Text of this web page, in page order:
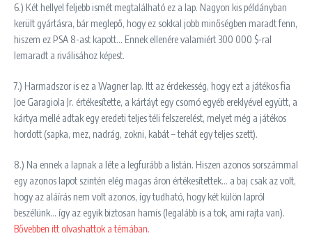
6.) Két hellyel feljebb ismét megtalálható ez a lap. Nagyon kis példányban
került gyártásra, bár meglepő, hogy ez sokkal jobb minőségben maradt fenn,
hiszem ez PSA 8-ast kapott… Ennek ellenére valamiért 300 000 $-ral
lemaradt a riválisához képest.
7.) Harmadszor is ez a Wagner lap. Itt az érdekesség, hogy ezt a játékos fia
Joe Garagiola Jr. értékesítette, a kártáyt egy csomó egyéb ereklyével együtt, a
kártya mellé adtak egy eredeti teljes téli felszerelést, melyet még a játékos
hordott (sapka, mez, nadrág, zokni, kabát – tehát egy teljes szett).
8.) Na ennek a lapnak a léte a legfurább a listán. Hiszen azonos sorszámmal
egy azonos lapot szintén elég magas áron értékesítettek… a baj csak az volt,
hogy az aláírás nem volt azonos, így tudható, hogy két külön lapról
beszélünk… így az egyik biztosan hamis (legalább is a tok, ami rajta van).
Bővebben itt olvashattok a témában.